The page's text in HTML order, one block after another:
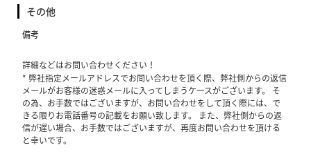
その他
備考
詳細などはお問い合わせください！
* 弊社指定メールアドレスでお問い合わせを頂く際、弊社側からの返信
メールがお客様の迷惑メールに入ってしまうケースがございます。 そ
の為、お手数ではございますが、お問い合わせをして頂く際には、で
きる限りお電話番号の記載をお願い致します。 また、弊社側からの返
信が遅い場合、お手数ではございますが、再度お問い合わせを頂ける
と幸いです。